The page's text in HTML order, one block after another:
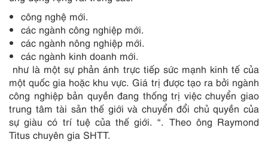
công nghệ mới.
các ngành công nghiệp mới.
các ngành nông nghiệp mới.
các ngành kinh doanh mới.
như là một sự phản ánh trực tiếp sức mạnh kinh tế của
một quốc gia hoặc khu vực. Giá trị được tạo ra bởi ngành
công nghiệp bản quyền đang thống trị việc chuyển giao
trung tâm tài sản thế giới và chuyển đổi chủ quyền của
sự giàu có trí tuệ của thế giới. “. Theo ông Raymond
Titus chuyên gia SHTT.